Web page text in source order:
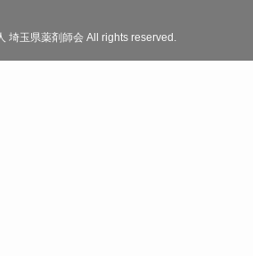
埼玉県薬剤師会 All rights reserved.